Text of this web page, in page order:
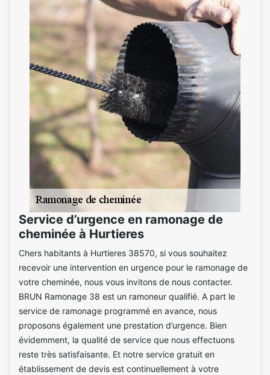
Service d’urgence en ramonage de
cheminée à Hurtieres
Chers habitants à Hurtieres 38570, si vous souhaitez
recevoir une intervention en urgence pour le ramonage de
votre cheminée, nous vous invitons de nous contacter.
BRUN Ramonage 38 est un ramoneur qualifié. A part le
service de ramonage programmé en avance, nous
proposons également une prestation d’urgence. Bien
évidemment, la qualité de service que nous effectuons
reste très satisfaisante. Et notre service gratuit en
établissement de devis est continuellement à votre